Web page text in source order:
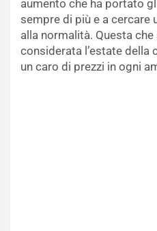
aumento che ha portato
sempre di più e a cercare
alla normalità. Questa
considerata l’estate della
un caro di prezzi in ogni